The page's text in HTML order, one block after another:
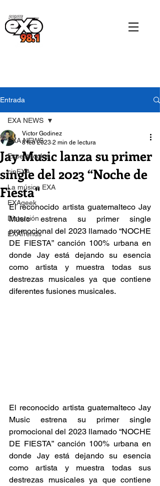
Entrada
EXA NEWS
Espectáculos
cinEXA
La música EXA
EXAgeek
Distorsión
EXATrends
EXA NEWS
Jay Music lanza su primer
single del 2023 “Noche de
Fiesta"
Victor Godinez
8 feb 2023 2 min de lectura
El reconocido artista guatemalteco Jay
Music estrena su primer single
promocional del 2023 llamado “NOCHE
DE FIESTA” canción 100% urbana en
donde Jay está dejando su esencia
como artista y muestra todas sus
destrezas musicales ya que contiene
diferentes fusiones musicales.
El reconocido artista guatemalteco Jay
Music estrena su primer single
promocional del 2023 llamado “NOCHE
DE FIESTA” canción 100% urbana en
donde Jay está dejando su esencia
como artista y muestra todas sus
destrezas musicales ya que contiene